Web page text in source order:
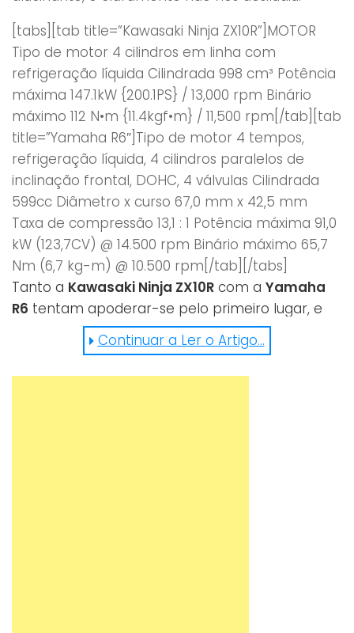
[tabs][tab title=”Kawasaki Ninja ZX10R”]MOTOR
Tipo de motor 4 cilindros em linha com
refrigeração líquida Cilindrada 998 cm³ Potência
máxima 147.1kW {200.1PS} / 13,000 rpm Binário
máximo 112 N•m {11.4kgf•m} / 11,500 rpm[/tab][tab
title=”Yamaha R6″]Tipo de motor 4 tempos,
refrigeração líquida, 4 cilindros paralelos de
inclinação frontal, DOHC, 4 válvulas Cilindrada
599cc Diâmetro x curso 67,0 mm x 42,5 mm
Taxa de compressão 13,1 : 1 Potência máxima 91,0
kW (123,7CV) @ 14.500 rpm Binário máximo 65,7
Nm (6,7 kg-m) @ 10.500 rpm[/tab][/tabs]
Tanto a Kawasaki Ninja ZX10R com a Yamaha
R6 tentam apoderar-se pelo primeiro lugar, e
dão tudo o que têm. Veja aqui o video, e diga-
nos a sua preferência:
Continuar a Ler o Artigo...